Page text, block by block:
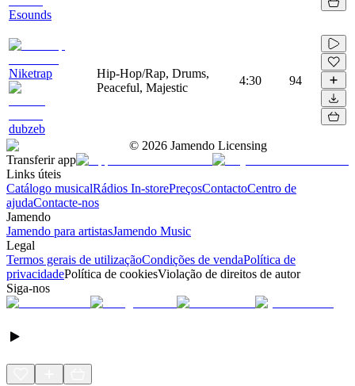
Esounds
Niketrap
dubzeb
Hip-Hop/Rap, Drums,
Peaceful, Majestic
4:30 94
© 2026 Jamendo Licensing
Transferir app
Links úteis
Catálogo musicalRádios In-storePreçosContactoCentro de
ajudaContacte-nos
Jamendo
Jamendo para artistasJamendo Music
Legal
Termos gerais de utilizaçãoCondições de vendaPolítica de
privacidadePolítica de cookiesViolação de direitos de autor
Siga-nos